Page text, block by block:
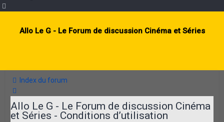
Allo Le G - Le Forum de discussion Cinéma et Séries
Index du forum
Allo Le G - Le Forum de discussion Cinéma
et Séries - Conditions d’utilisation